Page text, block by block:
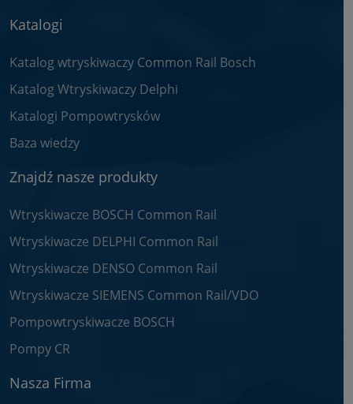
Katalogi
Katalog wtryskiwaczy Common Rail Bosch
Katalog Wtryskiwaczy Delphi
Katalogi Pompowtrysków
Baza wiedzy
Znajdź nasze produkty
Wtryskiwacze BOSCH Common Rail
Wtryskiwacze DELPHI Common Rail
Wtryskiwacze DENSO Common Rail
Wtryskiwacze SIEMENS Common Rail/VDO
Pompowtryskiwacze BOSCH
Pompy CR
Nasza Firma